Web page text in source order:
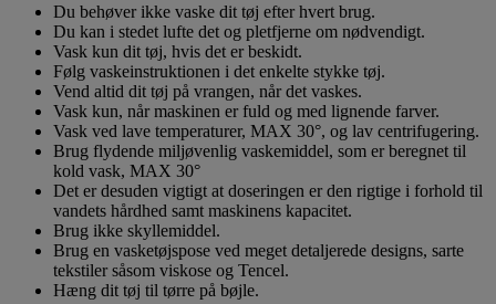
Du behøver ikke vaske dit tøj efter hvert brug.
Du kan i stedet lufte det og pletfjerne om nødvendigt.
Vask kun dit tøj, hvis det er beskidt.
Følg vaskeinstruktionen i det enkelte stykke tøj.
Vend altid dit tøj på vrangen, når det vaskes.
Vask kun, når maskinen er fuld og med lignende farver.
Vask ved lave temperaturer, MAX 30°, og lav centrifugering.
Brug flydende miljøvenlig vaskemiddel, som er beregnet til
kold vask, MAX 30°
Det er desuden vigtigt at doseringen er den rigtige i forhold til
vandets hårdhed samt maskinens kapacitet.
Brug ikke skyllemiddel.
Brug en vasketøjspose ved meget detaljerede designs, sarte
tekstiler såsom viskose og Tencel.
Hæng dit tøj til tørre på bøjle.